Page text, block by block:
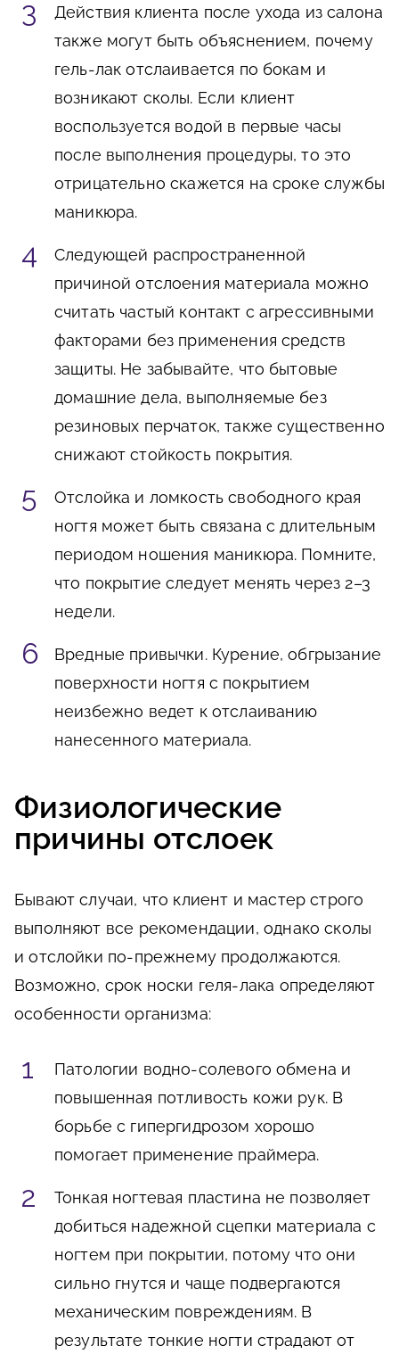
Действия клиента после ухода из салона
также могут быть объяснением, почему
гель-лак отслаивается по бокам и
возникают сколы. Если клиент
воспользуется водой в первые часы
после выполнения процедуры, то это
отрицательно скажется на сроке службы
маникюра.
Следующей распространенной
причиной отслоения материала можно
считать частый контакт с агрессивными
факторами без применения средств
защиты. Не забывайте, что бытовые
домашние дела, выполняемые без
резиновых перчаток, также существенно
снижают стойкость покрытия.
Отслойка и ломкость свободного края
ногтя может быть связана с длительным
периодом ношения маникюра. Помните,
что покрытие следует менять через 2–3
недели.
Вредные привычки. Курение, обгрызание
поверхности ногтя с покрытием
неизбежно ведет к отслаиванию
нанесенного материала.
Физиологические
причины отслоек
Бывают случаи, что клиент и мастер строго
выполняют все рекомендации, однако сколы
и отслойки по-прежнему продолжаются.
Возможно, срок носки геля-лака определяют
особенности организма:
Патологии водно-солевого обмена и
повышенная потливость кожи рук. В
борьбе с гипергидрозом хорошо
помогает применение праймера.
Тонкая ногтевая пластина не позволяет
добиться надежной сцепки материала с
ногтем при покрытии, потому что они
сильно гнутся и чаще подвергаются
механическим повреждениям. В
результате тонкие ногти страдают от